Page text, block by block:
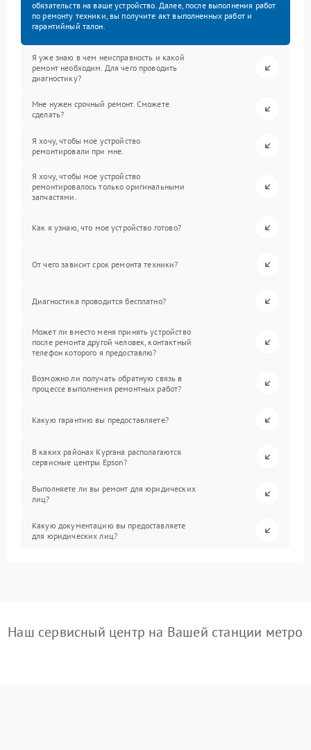
обязательств на ваше устройство. Далее, после выполнения работ
по ремонту техники, вы получите акт выполненных работ и
гарантийный талон.
Я уже знаю в чем неисправность и какой
ремонт необходим. Для чего проводить
диагностику?
Мне нужен срочный ремонт. Сможете
сделать?
Я хочу, чтобы мое устройство
ремонтировали при мне.
Я хочу, чтобы мое устройство
ремонтировалось только оригинальными
запчастями.
Как я узнаю, что мое устройство готово?
От чего зависит срок ремонта техники?
Диагностика проводится бесплатно?
Может ли вместо меня принять устройство
после ремонта другой человек, контактный
телефон которого я предоставлю?
Возможно ли получать обратную связь в
процессе выполнения ремонтных работ?
Какую гарантию вы предоставляете?
В каких районах Кургана располагаются
сервисные центры Epson?
Выполняете ли вы ремонт для юридических
лиц?
Какую документацию вы предоставляете
для юридических лиц?
Наш сервисный центр на Вашей станции метро